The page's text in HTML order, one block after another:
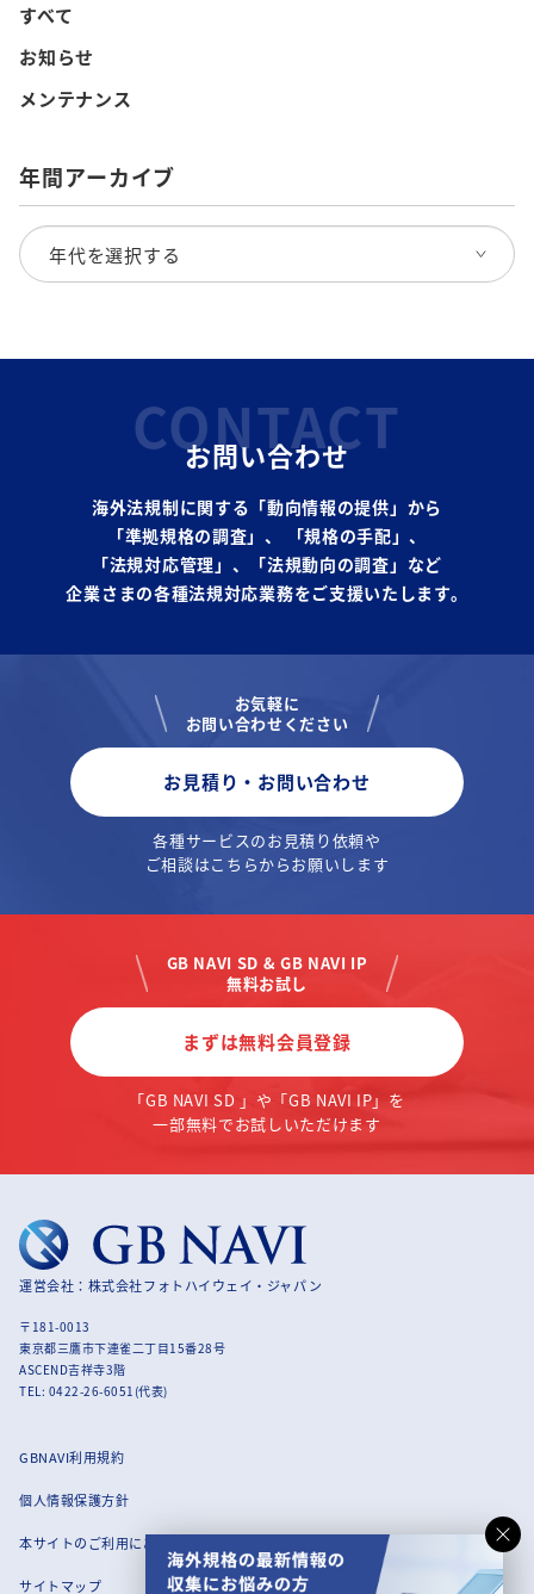
すべて
お知らせ
メンテナンス
年間アーカイブ
CONTACT
お問い合わせ
海外法規制に関する「動向情報の提供」から
「準拠規格の調査」、
「規格の手配」、
「法規対応管理」、「法規動向の調査」など
企業さまの各種法規対応業務をご支援いたします。
お気軽に
お問い合わせください
お見積り・お問い合わせ
各種サービスのお見積り依頼や
ご相談はこちらからお願いします
GB NAVI SD & GB NAVI IP
無料お試し
まずは無料会員登録
「GB NAVI SD 」や「GB NAVI IP」を
一部無料でお試しいただけます
運営会社：株式会社フォトハイウェイ・ジャパン
〒181-0013
東京都三鷹市下連雀二丁目15番28号
ASCEND吉祥寺3階
TEL: 0422-26-6051(代表)
GBNAVI利用規約
個人情報保護方針
本サイトのご利用にあたって
サイトマップ